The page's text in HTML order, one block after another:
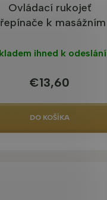
Ovládací rukojeť
k masážním
ihned k odeslání
€13,60
DO KOŠÍKA